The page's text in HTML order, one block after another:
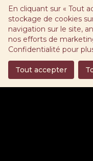
En cliquant sur « Tout
stockage de cookies
navigation sur le site,
nos efforts de
Confidentialité pour
Tout accepter